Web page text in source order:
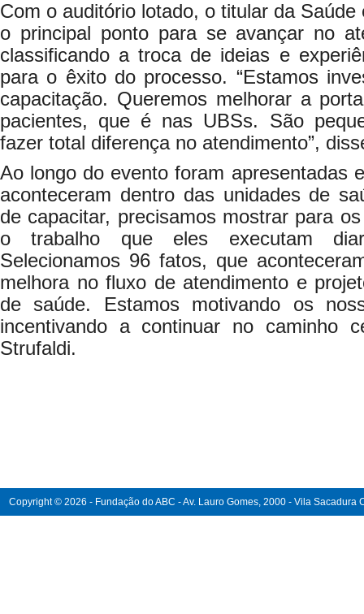
Com o auditório lotado, o titular da
o principal ponto para se avançar no
classificando a troca de ideias e
para o êxito do processo. “Estamos
capacitação. Queremos melhorar a
pacientes, que é nas UBSs. São
fazer total diferença no atendimento”,
Ao longo do evento foram apresentadas
aconteceram dentro das unidades de
de capacitar, precisamos mostrar para
o trabalho que eles executam
Selecionamos 96 fatos, que
melhora no fluxo de atendimento e
de saúde. Estamos motivando os
incentivando a continuar no caminho
Strufaldi.
Copyright © 2026 - Fundação do ABC - Av. Lauro Gomes, 2000 - Vila